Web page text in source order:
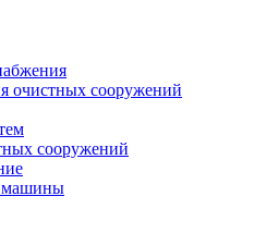
очистных сооружений
сооружений
машины